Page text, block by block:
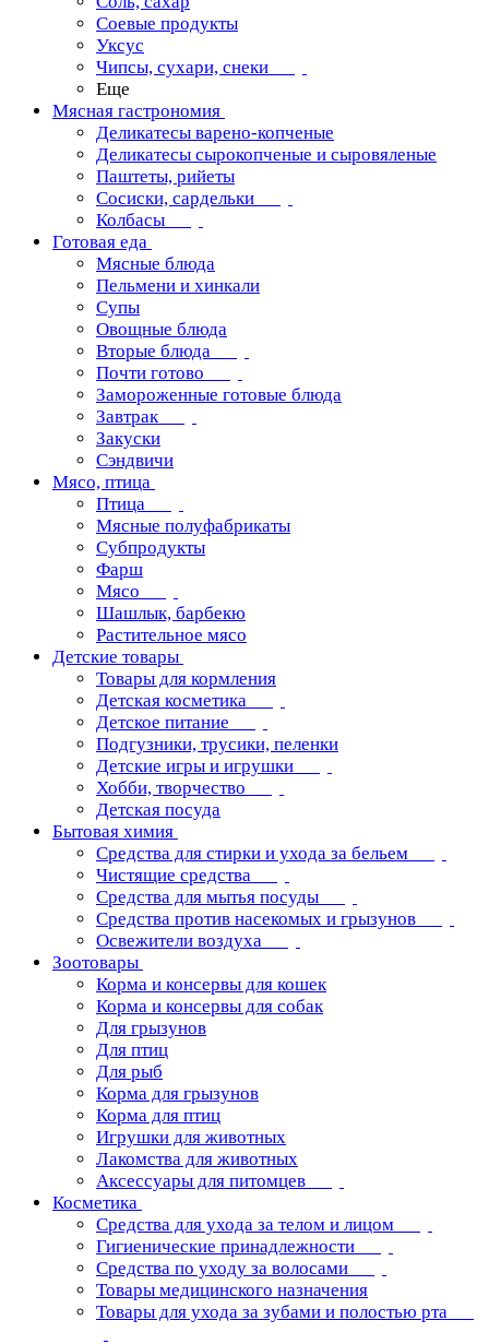
Соевые продукты
Уксус
Чипсы, сухари, снеки
Еще
Мясная гастрономия
Деликатесы варено-копченые
Деликатесы сырокопченые и сыровяленые
Паштеты, рийеты
Сосиски, сардельки
Колбасы
Готовая еда
Мясные блюда
Пельмени и хинкали
Супы
Овощные блюда
Вторые блюда
Почти готово
Замороженные готовые блюда
Завтрак
Закуски
Сэндвичи
Мясо, птица
Птица
Мясные полуфабрикаты
Субпродукты
Фарш
Мясо
Шашлык, барбекю
Растительное мясо
Детские товары
Товары для кормления
Детская косметика
Детское питание
Подгузники, трусики, пеленки
Детские игры и игрушки
Хобби, творчество
Детская посуда
Бытовая химия
Средства для стирки и ухода за бельем
Чистящие средства
Средства для мытья посуды
Средства против насекомых и грызунов
Освежители воздуха
Зоотовары
Корма и консервы для кошек
Корма и консервы для собак
Для грызунов
Для птиц
Для рыб
Корма для грызунов
Корма для птиц
Игрушки для животных
Лакомства для животных
Аксессуары для питомцев
Косметика
Средства для ухода за телом и лицом
Гигиенические принадлежности
Средства по уходу за волосами
Товары медицинского назначения
Товары для ухода за зубами и полостью рта